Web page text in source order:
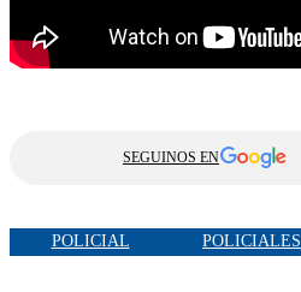
SEGUINOS EN
POLICIAL POLICIALES